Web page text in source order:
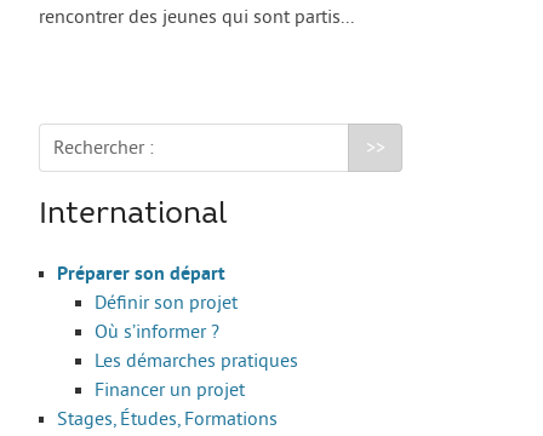
ETUDES / FORMATION
L’alternance
Bafa et animation
Métiers en uniforme
Année de Césure
INTERNATIONAL
Préparer son départ
rencontrer des jeunes qui sont partis...
Rechercher :
International
Préparer son départ
Définir son projet
Où s’informer ?
Les démarches pratiques
Financer un projet
Stages, Études, Formations